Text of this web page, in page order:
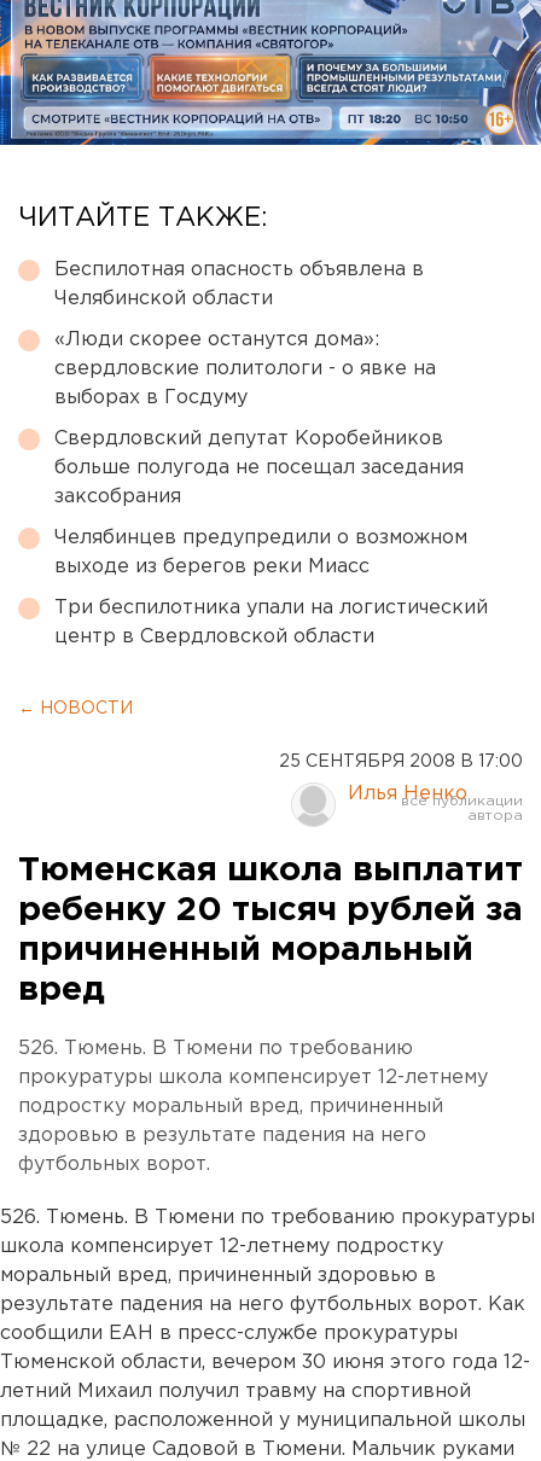
ЧИТАЙТЕ ТАКЖЕ:
Беспилотная опасность объявлена в
Челябинской области
«Люди скорее останутся дома»:
свердловские политологи - о явке на
выборах в Госдуму
Свердловский депутат Коробейников
больше полугода не посещал заседания
заксобрания
Челябинцев предупредили о возможном
выходе из берегов реки Миасс
Три беспилотника упали на логистический
центр в Свердловской области
← НОВОСТИ
25 СЕНТЯБРЯ 2008 В 17:00
Илья Ненко
Тюменская школа выплатит
ребенку 20 тысяч рублей за
причиненный моральный
вред
526. Тюмень. В Тюмени по требованию
прокуратуры школа компенсирует 12-летнему
подростку моральный вред, причиненный
здоровью в результате падения на него
футбольных ворот.
526. Тюмень. В Тюмени по требованию прокуратуры
школа компенсирует 12-летнему подростку
моральный вред, причиненный здоровью в
результате падения на него футбольных ворот. Как
сообщили ЕАН в пресс-службе прокуратуры
Тюменской области, вечером 30 июня этого года 12-
летний Михаил получил травму на спортивной
площадке, расположенной у муниципальной школы
№ 22 на улице Садовой в Тюмени. Мальчик руками